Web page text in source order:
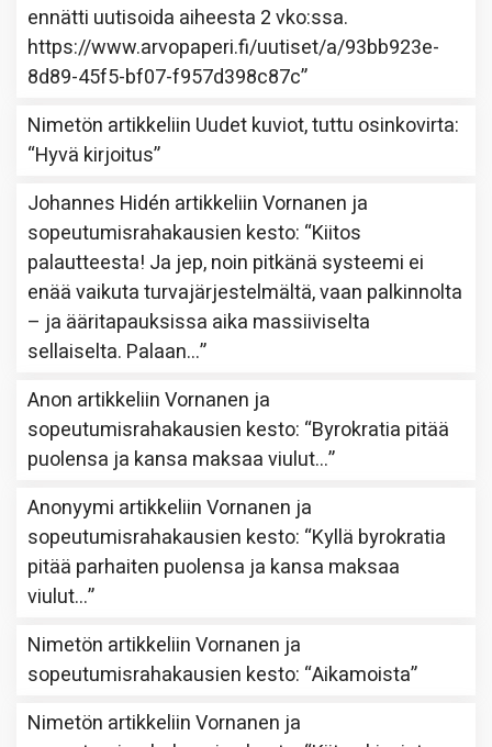
ennätti uutisoida aiheesta 2 vko:ssa.
https://www.arvopaperi.fi/uutiset/a/93bb923e-
8d89-45f5-bf07-f957d398c87c”
Nimetön artikkeliin Uudet kuviot, tuttu osinkovirta:
“Hyvä kirjoitus”
Johannes Hidén artikkeliinVornanen ja
sopeutumisrahakausien kesto: “Kiitos
palautteesta! Ja jep, noin pitkänä systeemi ei
enää vaikuta turvajärjestelmältä, vaan palkinnolta
– ja ääritapauksissa aika massiiviselta
sellaiselta. Palaan…”
Anon artikkeliinVornanen ja
sopeutumisrahakausien kesto: “Byrokratia pitää
puolensa ja kansa maksaa viulut…”
Anonyymi artikkeliinVornanen ja
sopeutumisrahakausien kesto: “Kyllä byrokratia
pitää parhaiten puolensa ja kansa maksaa
viulut…”
Nimetön artikkeliinVornanen ja
sopeutumisrahakausien kesto: “Aikamoista”
Nimetön artikkeliinVornanen ja